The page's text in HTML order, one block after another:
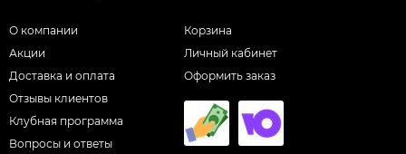
О компании
Акции
Доставка и оплата
Отзывы клиентов
Клубная программа
Вопросы и ответы
Корзина
Личный кабинет
Оформить заказ